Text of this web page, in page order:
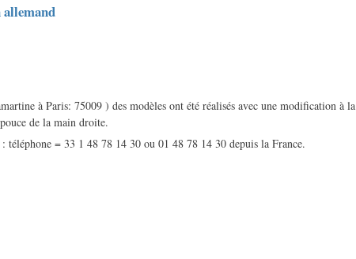
allemand
à Paris: 75009 ) des modèles ont été réalisés avec une modification à la
de la main droite.
= 33 1 48 78 14 30 ou 01 48 78 14 30 depuis la France.